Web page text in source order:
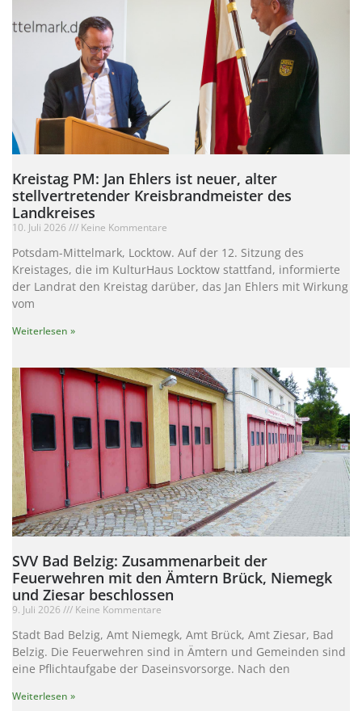
Kreistag PM: Jan Ehlers ist neuer, alter
stellvertretender Kreisbrandmeister des
Landkreises
10. Juli 2026 Keine Kommentare
Potsdam-Mittelmark, Locktow. Auf der 12. Sitzung des
Kreistages, die im KulturHaus Locktow stattfand, informierte
der Landrat den Kreistag darüber, das Jan Ehlers mit Wirkung
vom
Weiterlesen »
SVV Bad Belzig: Zusammenarbeit der
Feuerwehren mit den Ämtern Brück, Niemegk
und Ziesar beschlossen
9. Juli 2026 Keine Kommentare
Stadt Bad Belzig, Amt Niemegk, Amt Brück, Amt Ziesar, Bad
Belzig. Die Feuerwehren sind in Ämtern und Gemeinden sind
eine Pflichtaufgabe der Daseinsvorsorge. Nach den
Weiterlesen »